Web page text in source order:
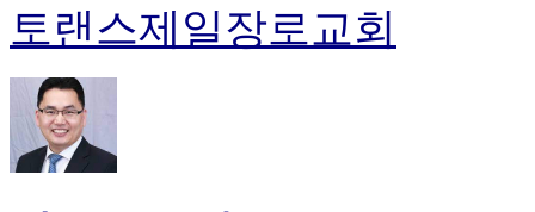
토랜스제일장로교회